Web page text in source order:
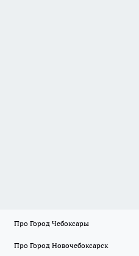
Про Город Чебоксары
Про Город Новочебоксарск